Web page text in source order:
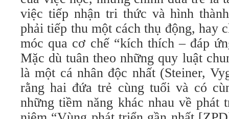
việc tiếp nhận tri thức và hình
phải tiếp thu một cách thụ động, hay
móc qua cơ chế “kích thích – đáp
Mặc dù tuân theo những quy luật
là một cá nhân độc nhất (Steiner,
rằng hai đứa trẻ cùng tuổi và có
những tiềm năng khác nhau về phát